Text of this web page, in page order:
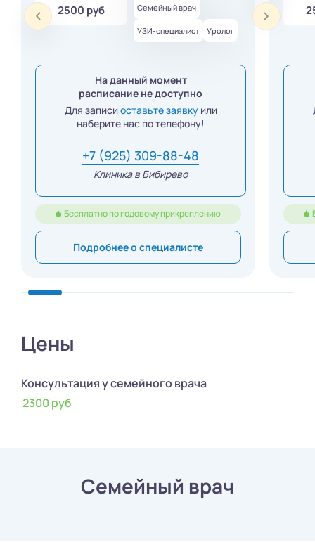
2500 руб Семейный врач
УЗИ-специалист Уролог
На данный момент
расписание не доступно
Для записиоставьте заявкуили
наберите нас по телефону!
+7 (925) 309-88-48
Клиника в Бибирево
Бесплатно по годовому прикреплению
Подробнее о специалисте
Цены
Консультация у семейного врача
2300 руб
Семейный врач